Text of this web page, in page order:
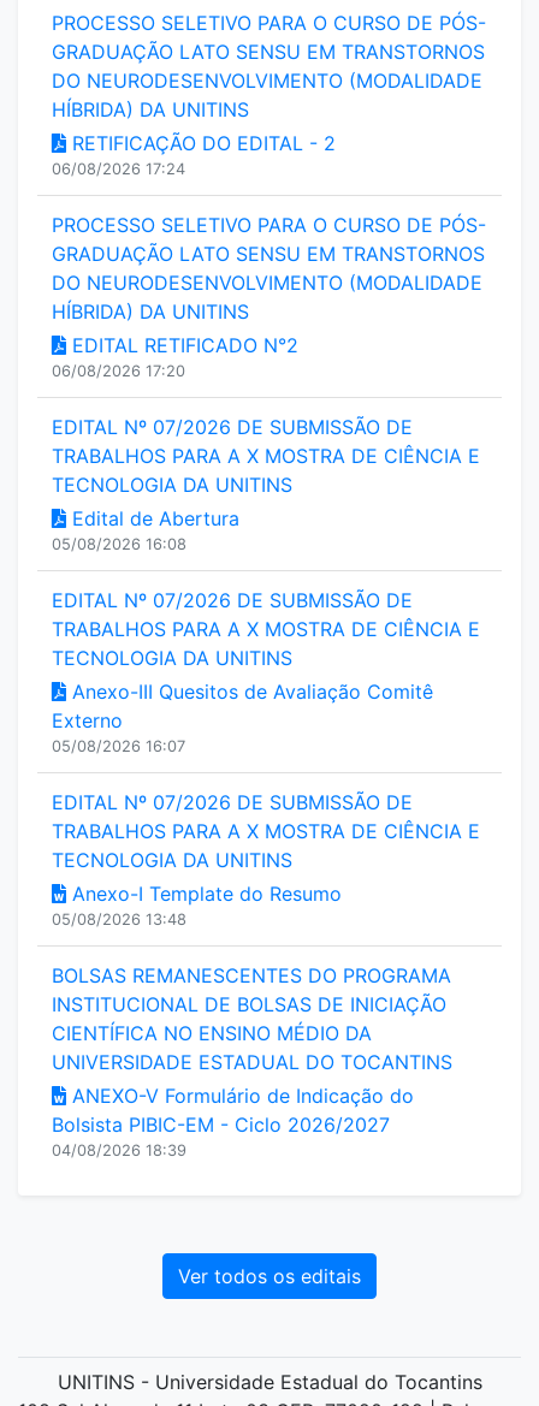
PROCESSO SELETIVO PARA O CURSO DE PÓS-
GRADUAÇÃO LATO SENSU EM TRANSTORNOS
DO NEURODESENVOLVIMENTO (MODALIDADE
HÍBRIDA) DA UNITINS
RETIFICAÇÃO DO EDITAL - 2
06/08/2026 17:24
PROCESSO SELETIVO PARA O CURSO DE PÓS-
GRADUAÇÃO LATO SENSU EM TRANSTORNOS
DO NEURODESENVOLVIMENTO (MODALIDADE
HÍBRIDA) DA UNITINS
EDITAL RETIFICADO N°2
06/08/2026 17:20
EDITAL Nº 07/2026 DE SUBMISSÃO DE
TRABALHOS PARA A X MOSTRA DE CIÊNCIA E
TECNOLOGIA DA UNITINS
Edital de Abertura
05/08/2026 16:08
EDITAL Nº 07/2026 DE SUBMISSÃO DE
TRABALHOS PARA A X MOSTRA DE CIÊNCIA E
TECNOLOGIA DA UNITINS
Anexo-III Quesitos de Avaliação Comitê
Externo
05/08/2026 16:07
EDITAL Nº 07/2026 DE SUBMISSÃO DE
TRABALHOS PARA A X MOSTRA DE CIÊNCIA E
TECNOLOGIA DA UNITINS
Anexo-I Template do Resumo
05/08/2026 13:48
BOLSAS REMANESCENTES DO PROGRAMA
INSTITUCIONAL DE BOLSAS DE INICIAÇÃO
CIENTÍFICA NO ENSINO MÉDIO DA
UNIVERSIDADE ESTADUAL DO TOCANTINS
ANEXO-V Formulário de Indicação do
Bolsista PIBIC-EM - Ciclo 2026/2027
04/08/2026 18:39
Ver todos os editais
UNITINS - Universidade Estadual do Tocantins